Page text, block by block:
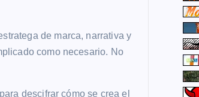
de marca, narrativa y
como necesario. No
descifrar cómo se crea el